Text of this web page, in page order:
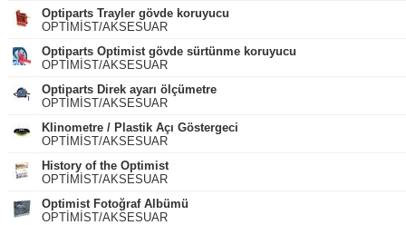
Optiparts Trayler gövde koruyucu
OPTİMİST/AKSESUAR
Optiparts Optimist gövde sürtünme koruyucu
OPTİMİST/AKSESUAR
Optiparts Direk ayarı ölçümetre
OPTİMİST/AKSESUAR
Klinometre / Plastik Açı Göstergeci
OPTİMİST/AKSESUAR
History of the Optimist
OPTİMİST/AKSESUAR
Optimist Fotoğraf Albümü
OPTİMİST/AKSESUAR